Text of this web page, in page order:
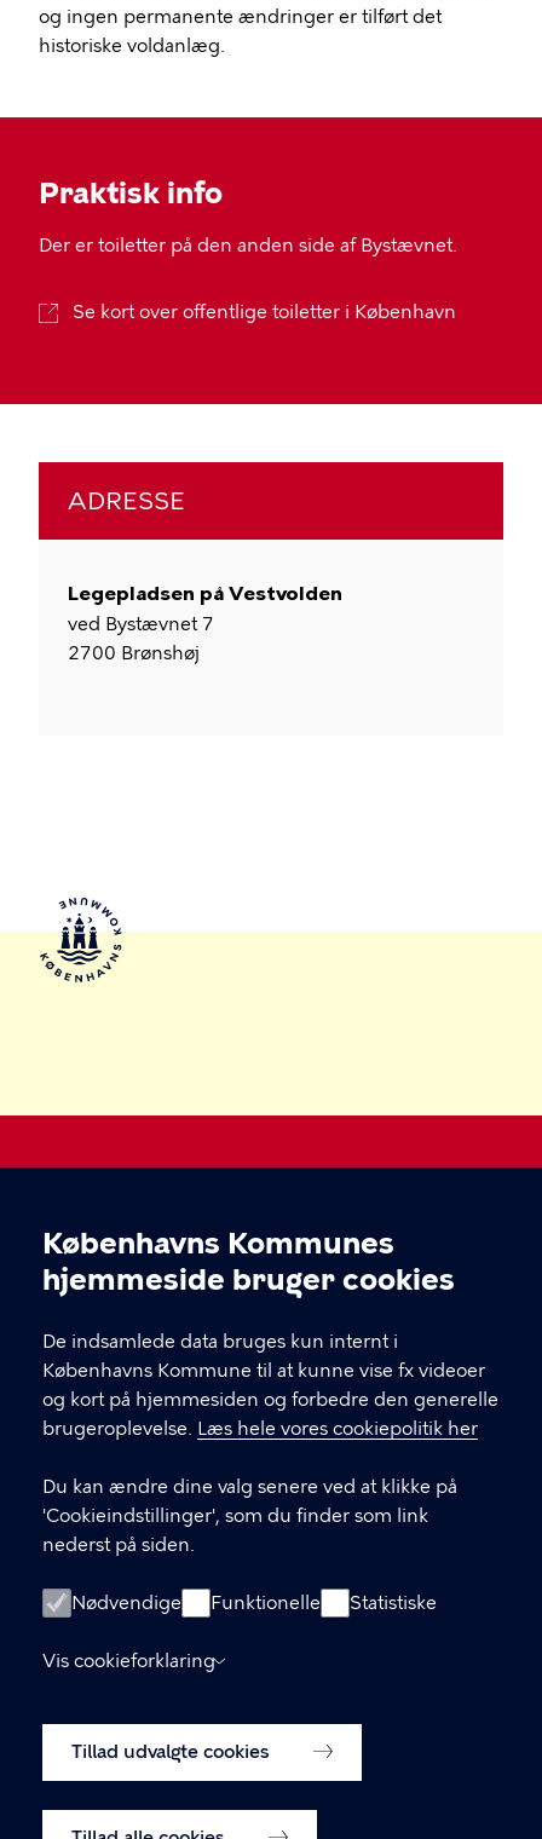
Cookieindstillinger
Københavns Kommunes
hjemmeside bruger cookies
De indsamlede data bruges kun internt i
Københavns Kommune til at kunne vise fx videoer
og kort på hjemmesiden og forbedre den generelle
brugeroplevelse. Læs hele vores cookiepolitik her
Du kan ændre dine valg senere ved at klikke på
'Cookieindstillinger', som du finder som link
nederst på siden.
Nødvendige Funktionelle Statistiske
Vis cookieforklaring
Tillad udvalgte cookies
og ingen permanente ændringer er tilført det
historiske voldanlæg.
Praktisk info
Der er toiletter på den anden side af Bystævnet.
Se kort over offentlige toiletter i København
ADRESSE
Legepladsen på Vestvolden
ved Bystævnet 7
2700 Brønshøj
Kultur-, Fritids- og Borgerserviceforvaltningen
KONTAKT
LINKS
Kontakt os
De bemandede legepladser på Facebook
Biblioteker for børn
Kulturhuse for børn og unge
Cookiepolitik
Cookieindstillinger